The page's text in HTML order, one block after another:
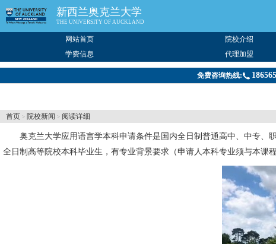
新西兰奥克兰大学
THE UNIVERSITY OF AUCKLAND
网站首页 院校介绍
学费信息
代理加盟
免费咨询热线:
首页 > 院校新闻 > 阅读详细
奥克兰大学应用语言学本科申请条件是国内全日制普通高中、中专、
全日制高等院校本科毕业生，有专业背景要求（申请人本科专业须与本课